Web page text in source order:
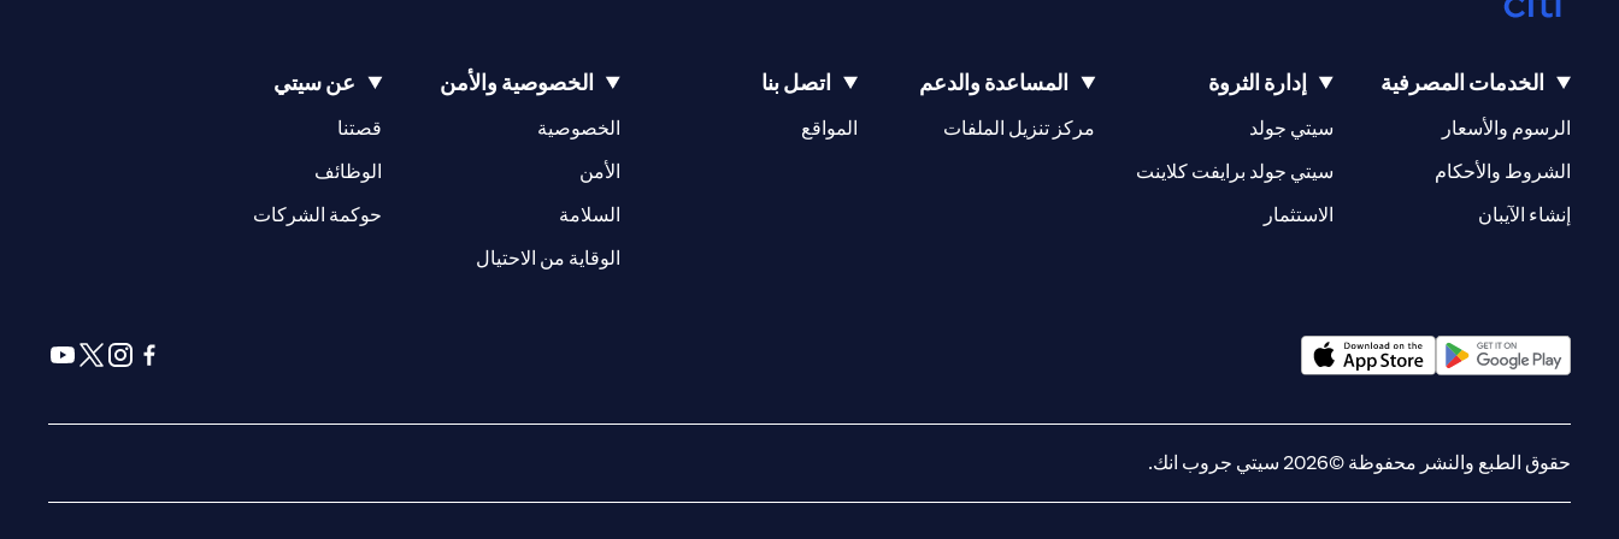
الخدمات المصرفية
الرسوم والأسعار
الشروط والأحكام
إنشاء الآيبان
إدارة الثروة
سيتي جولد
سيتي جولد برايفت كلاينت
الاستثمار
المساعدة والدعم
مركز تنزيل الملفات
اتصل بنا
المواقع
(opens in a new tab)
الخصوصية والأمن
الخصوصية
الأمن
السلامة
الوقاية من الاحتيال
عن سيتي
قصتنا
(opens in a new tab)
الوظائف
(opens in a new tab)
حوكمة الشركات
(opens in a new tab)
حقوق الطبع والنشر محفوظة ©2026 سيتي جروب انك.